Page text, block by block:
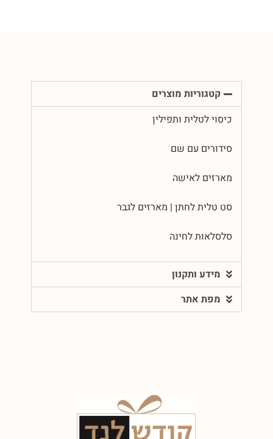
קטגוריות מוצרים
כיסוי לטלית ותפילין
סידורים עם שם
מארזים לאישה
סט טלית לחתן | מארזים לגבר
סלסלאות לחינה
מידע ותקנון
מפת אתר